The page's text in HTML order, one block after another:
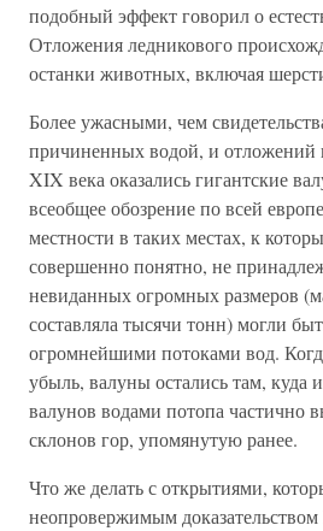
подобный эффект говорил о
Отложения ледникового
останки животных, включая
Более ужасными, чем
причиненных водой, и отложений
XIX века оказались гигантские
всеобщее обозрение по всей
местности в таких местах, к
совершенно понятно, не
невиданных огромных размеров
составляла тысячи тонн) могли
огромнейшими потоками вод.
убыль, валуны остались там, куда
валунов водами потопа частично
склонов гор, упомянутую ранее.
Что же делать с открытиями,
неопровержимым